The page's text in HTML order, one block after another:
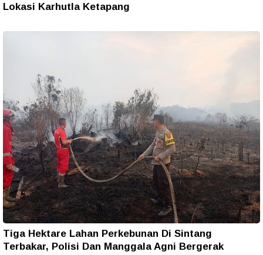
Lokasi Karhutla Ketapang
Tiga Hektare Lahan Perkebunan Di Sintang
Terbakar, Polisi Dan Manggala Agni Bergerak